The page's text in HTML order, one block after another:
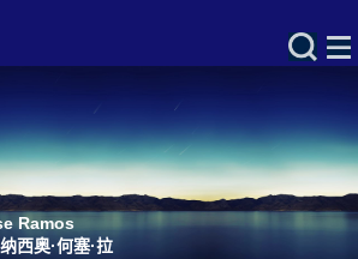
Ramos
西奥·何塞·拉